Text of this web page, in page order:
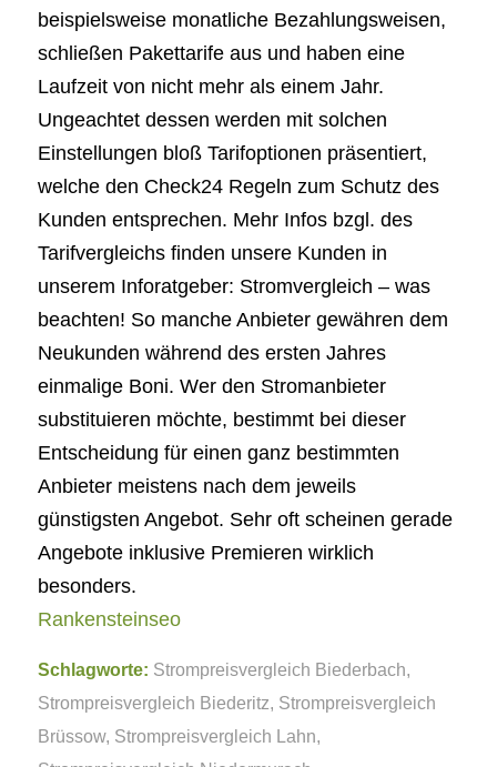
beispielsweise monatliche Bezahlungsweisen,
schließen Pakettarife aus und haben eine
Laufzeit von nicht mehr als einem Jahr.
Ungeachtet dessen werden mit solchen
Einstellungen bloß Tarifoptionen präsentiert,
welche den Check24 Regeln zum Schutz des
Kunden entsprechen. Mehr Infos bzgl. des
Tarifvergleichs finden unsere Kunden in
unserem Inforatgeber: Stromvergleich – was
beachten! So manche Anbieter gewähren dem
Neukunden während des ersten Jahres
einmalige Boni. Wer den Stromanbieter
substituieren möchte, bestimmt bei dieser
Entscheidung für einen ganz bestimmten
Anbieter meistens nach dem jeweils
günstigsten Angebot. Sehr oft scheinen gerade
Angebote inklusive Premieren wirklich
besonders.
Rankensteinseo
Schlagworte: Strompreisvergleich Biederbach,
Strompreisvergleich Biederitz, Strompreisvergleich
Brüssow, Strompreisvergleich Lahn,